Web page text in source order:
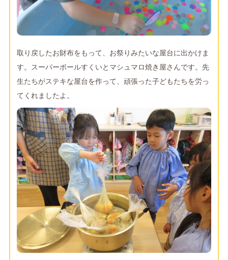
取り戻したお財布をもって、お祭りみたいな屋台に出かけま
す。スーパーボールすくいとマシュマロ焼き屋さんです。先
生たちがステキな屋台を作って、頑張った子どもたちを労っ
てくれましたよ。